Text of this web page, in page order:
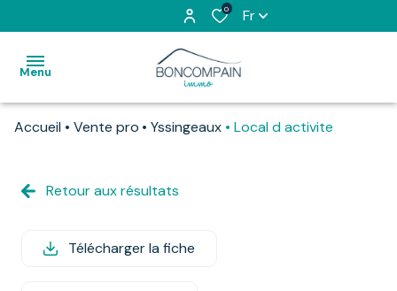
0 Fr
Menu
l'agence
devenez
d'affaires
estimation
Accueil Vente pro Yssingeaux Local d activite
Retour aux résultats
Télécharger la fiche